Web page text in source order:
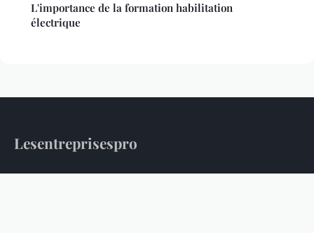
L'importance de la formation habilitation
électrique
Lesentreprisespro